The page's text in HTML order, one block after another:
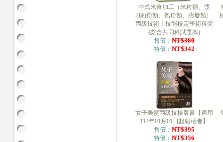
中式米食加工（米粒類、漿
(粿)粉類、熟粉類、膨發類）
丙級技術士技能檢定學術科突
破(含共同科試題本)
售價： NT$380
特價： NT$342
女子美髮丙級技檢叢書【適用
114年01月01日起報檢者】
售價： NT$395
特價： NT$356